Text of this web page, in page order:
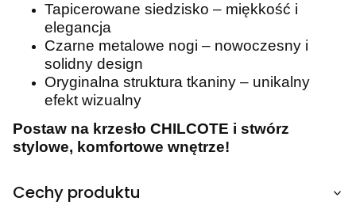
Tapicerowane siedzisko – miękkość i
elegancja
Czarne metalowe nogi – nowoczesny i
solidny design
Oryginalna struktura tkaniny – unikalny
efekt wizualny
Postaw na krzesło CHILCOTE i stwórz
stylowe, komfortowe wnętrze!
Cechy produktu